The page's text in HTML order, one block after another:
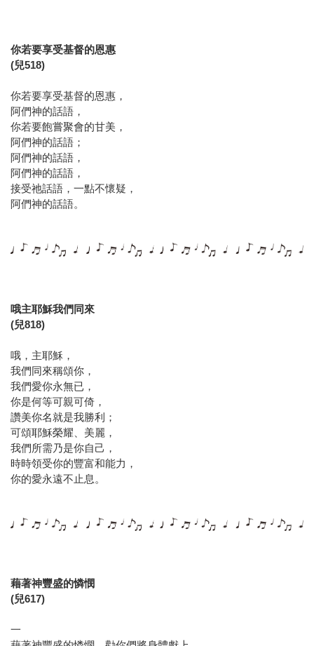
你若要享受基督的恩惠
(兒518)
你若要享受基督的恩惠，
阿們神的話語，
你若要飽嘗聚會的甘美，
阿們神的話語；
阿們神的話語，
阿們神的話語，
接受祂話語，一點不懷疑，
阿們神的話語。
哦主耶穌我們同來
(兒818)
哦，主耶穌，
我們同來稱頌你，
我們愛你永無已，
你是何等可親可倚，
讚美你名就是我勝利；
可頌耶穌榮耀、美麗，
我們所需乃是你自己，
時時領受你的豐富和能力，
你的愛永遠不止息。
藉著神豐盛的憐憫
(兒617)
一